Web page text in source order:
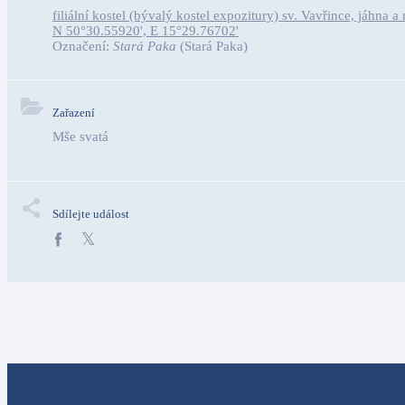
filiální kostel (bývalý kostel expozitury) sv. Vavřince, jáhna a
N 50°30.55920', E 15°29.76702'
Označení: Stará Paka (Stará Paka)
Zařazení
Mše svatá
Sdílejte událost